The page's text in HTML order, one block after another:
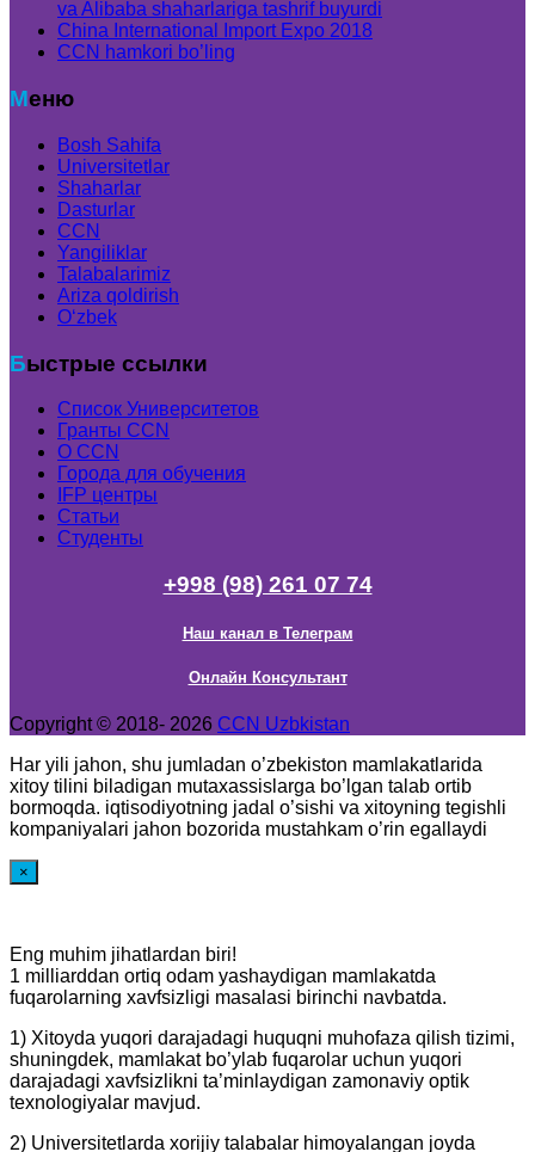
va Alibaba shaharlariga tashrif buyurdi
China International Import Expo 2018
CCN hamkori bo’ling
Меню
Bosh Sahifa
Universitetlar
Shaharlar
Dasturlar
CCN
Yangiliklar
Talabalarimiz
Ariza qoldirish
Oʻzbek
Быстрые ссылки
Список Университетов
Гранты ССN
О ССN
Города для обучения
IFP центры
Статьи
Студенты
+998 (98) 261 07 74
Наш канал в Телеграм
Онлайн Консультант
Copyright © 2018- 2026 CCN Uzbkistan
Har yili jahon, shu jumladan o’zbekiston mamlakatlarida
xitoy tilini biladigan mutaxassislarga bo’lgan talab ortib
bormoqda. iqtisodiyotning jadal o’sishi va xitoyning tegishli
kompaniyalari jahon bozorida mustahkam o’rin egallaydi
×
Eng muhim jihatlardan biri!
1 milliarddan ortiq odam yashaydigan mamlakatda
fuqarolarning xavfsizligi masalasi birinchi navbatda.
1) Xitoyda yuqori darajadagi huquqni muhofaza qilish tizimi,
shuningdek, mamlakat bo’ylab fuqarolar uchun yuqori
darajadagi xavfsizlikni ta’minlaydigan zamonaviy optik
texnologiyalar mavjud.
2) Universitetlarda xorijiy talabalar himoyalangan joyda